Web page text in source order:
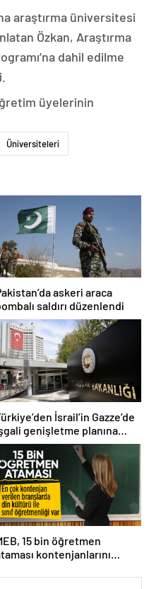
araştırma üniversitesi
Özkan, Araştırma
dahil edilme
üyelerinin
Üniversiteleri
askeri araca
saldırı düzenlendi
İsrail’in Gazze’de
genişletme planına
15 bin öğretmen
kontenjanlarını